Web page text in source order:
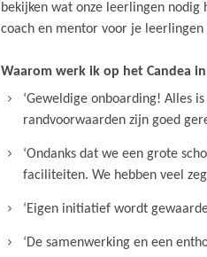
bekijken wat onze leerlingen
coach en mentor voor je
Waarom werk ik op het Candea
‘Geweldige onboarding! Alles
randvoorwaarden zijn goed
‘Ondanks dat we een grote
faciliteiten. We hebben veel
‘Eigen initiatief wordt
‘De samenwerking en een